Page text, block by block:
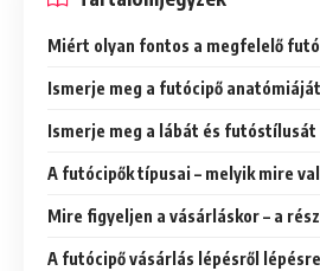
Miért olyan fontos a megfelelő
Ismerje meg a futócipő anatómiáját
Ismerje meg a lábát és futóstílusát
A futócipők típusai – melyik mire
Mire figyeljen a vásárláskor – a
A futócipő vásárlás lépésről